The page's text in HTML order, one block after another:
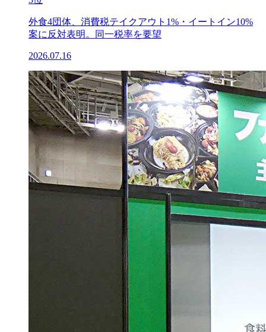
外食4団体、消費税テイクアウト1%・イートイン10%
案に反対表明。同一税率を要望
2026.07.16